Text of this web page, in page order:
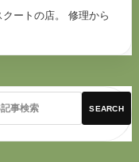
ートの店。 修理から
SEARCH